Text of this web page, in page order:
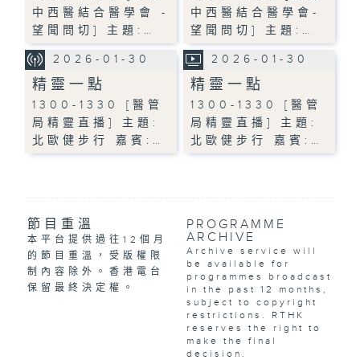
中西醫結合醫學會 -
望聞問切] 主題:…
中西醫結合醫學會-
望聞問切] 主題:…
2026-01-30
精靈一點
1300-1330 [醫管
局精靈直播] 主題:
北歐健步行 嘉賓:…
2026-01-30
精靈一點
1300-1330 [醫管
局精靈直播] 主題:
北歐健步行 嘉賓:…
節目重溫
本平台提供過往12個月
的節目重溫，受版權限
制內容除外。香港電台
保留最終決定權。
PROGRAMME
ARCHIVE
Archive service will
be available for
programmes broadcast
in the past 12 months,
subject to copyright
restrictions. RTHK
reserves the right to
make the final
decision.